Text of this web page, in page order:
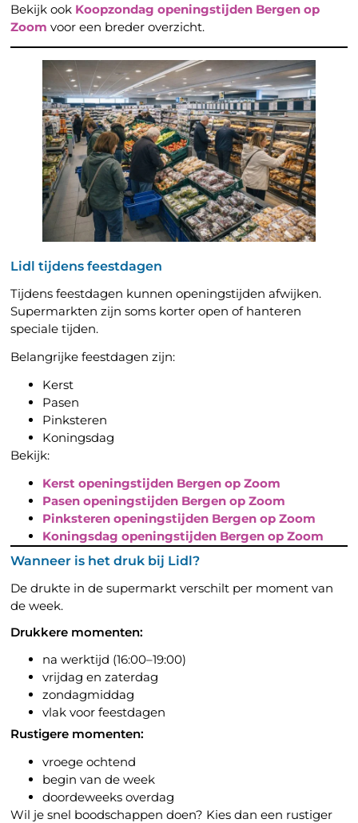
Bekijk ook Koopzondag openingstijden Bergen op
Zoom voor een breder overzicht.
Lidl tijdens feestdagen
Tijdens feestdagen kunnen openingstijden afwijken.
Supermarkten zijn soms korter open of hanteren
speciale tijden.
Belangrijke feestdagen zijn:
Kerst
Pasen
Pinksteren
Koningsdag
Bekijk:
Kerst openingstijden Bergen op Zoom
Pasen openingstijden Bergen op Zoom
Pinksteren openingstijden Bergen op Zoom
Koningsdag openingstijden Bergen op Zoom
Wanneer is het druk bij Lidl?
De drukte in de supermarkt verschilt per moment van
de week.
Drukkere momenten:
na werktijd (16:00–19:00)
vrijdag en zaterdag
zondagmiddag
vlak voor feestdagen
Rustigere momenten:
vroege ochtend
begin van de week
doordeweeks overdag
Wil je snel boodschappen doen? Kies dan een rustiger